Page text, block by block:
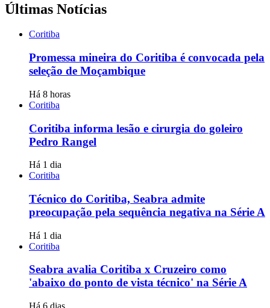
Últimas Notícias
Coritiba
Promessa mineira do Coritiba é convocada pela
seleção de Moçambique
Há 8 horas
Coritiba
Coritiba informa lesão e cirurgia do goleiro
Pedro Rangel
Há 1 dia
Coritiba
Técnico do Coritiba, Seabra admite
preocupação pela sequência negativa na Série A
Há 1 dia
Coritiba
Seabra avalia Coritiba x Cruzeiro como
'abaixo do ponto de vista técnico' na Série A